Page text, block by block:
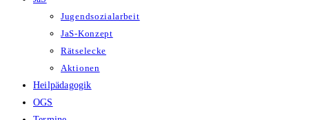
Jugendsozialarbeit
JaS-Konzept
Rätselecke
Aktionen
Heilpädagogik
OGS